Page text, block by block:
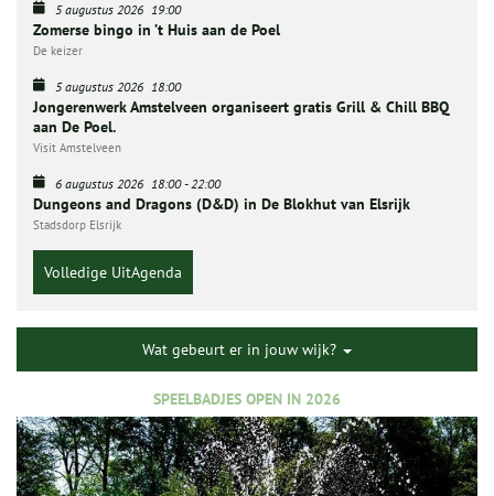
5 augustus 2026 19:00
Zomerse bingo in ’t Huis aan de Poel
De keizer
5 augustus 2026 18:00
Jongerenwerk Amstelveen organiseert gratis Grill & Chill BBQ
aan De Poel.
Visit Amstelveen
6 augustus 2026 18:00-22:00
Dungeons and Dragons (D&D) in De Blokhut van Elsrijk
Stadsdorp Elsrijk
Volledige UitAgenda
Wat gebeurt er in jouw wijk?
SPEELBADJES OPEN IN 2026